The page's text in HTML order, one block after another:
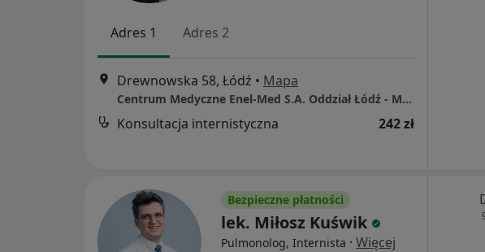
Adres 1 Adres 2
Drewnowska 58, Łódź • Mapa
Centrum Medyczne Enel-Med S.A. Oddział Łódź - Manufaktura
Konsultacja internistyczna 242 zł
Bezpieczne płatności
lek. Miłosz Kuświk
Pulmonolog, Internista · Więcej